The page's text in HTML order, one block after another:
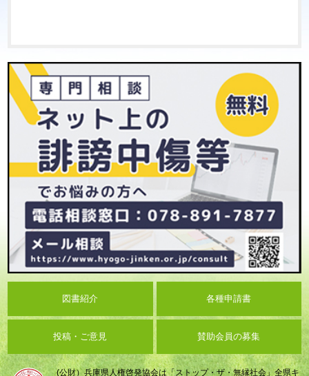
図書紹介 各種申請書
投稿・ご意見 賛助会員の募集
(公財）兵庫県人権啓発協会は「ストップ・ザ・無縁社会」全県キ